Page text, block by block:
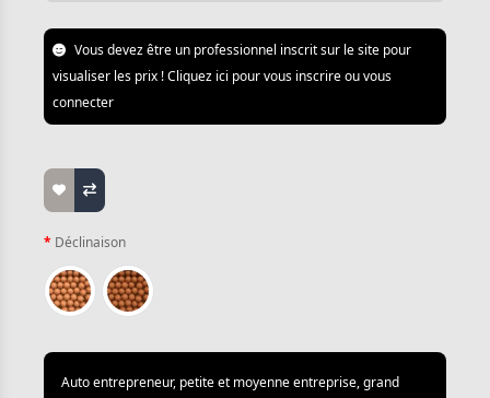
Vous devez être un professionnel inscrit sur le site pour
visualiser les prix ! Cliquez ici pour vous inscrire ou vous
connecter
Déclinaison
Auto entrepreneur, petite et moyenne entreprise, grand